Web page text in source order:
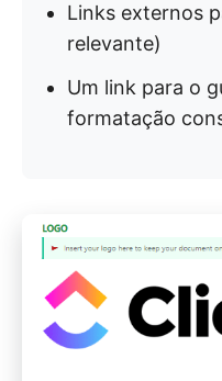
Links externos
relevante)
Um link para o
formatação